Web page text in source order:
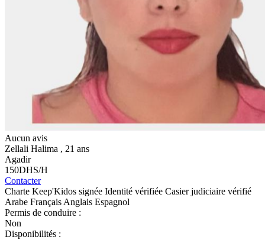
Aucun avis
Zellali Halima , 21 ans
Agadir
150DHS/H
Contacter
Charte Keep'Kidos signée Identité vérifiée Casier judiciaire vérifié
Arabe Français Anglais Espagnol
Permis de conduire :
Non
Disponibilités :